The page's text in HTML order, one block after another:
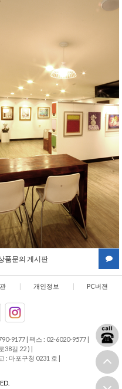
품문의 게시판
개인정보 PC버젼
9177 팩스 : 02-6020-9577
38길 22 )
: 마포구청 0231 호